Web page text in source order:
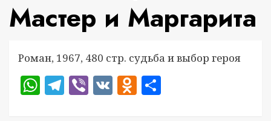
Мастер и Маргарита
Роман, 1967, 480 стр. судьба и выбор героя
WhatsApp
Telegram
Viber
VKOdnoklassniki